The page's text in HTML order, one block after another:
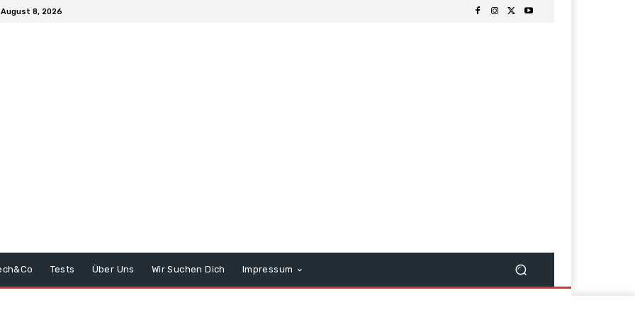
8, 2026
Tests Über Uns Wir Suchen Dich Impressum